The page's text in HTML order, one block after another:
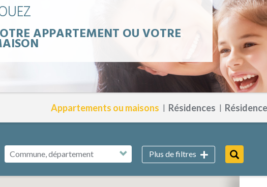
APPARTEMENT OU VOTRE
Appartements ou maisons | Résidences |
Commune, département Plus de filtres